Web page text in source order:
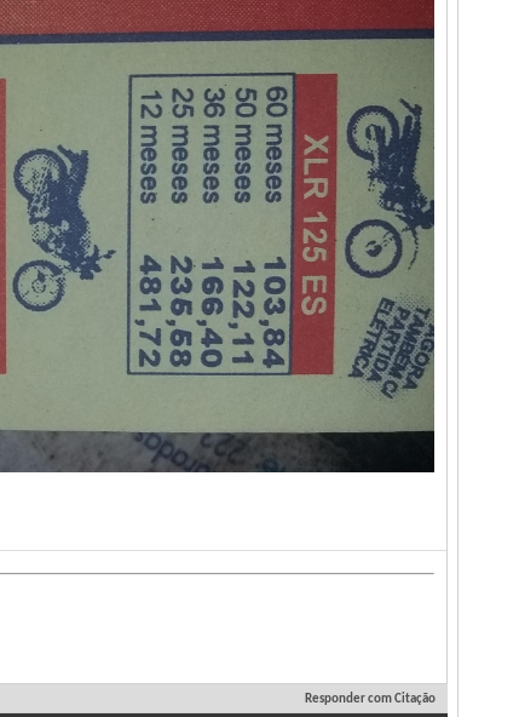
Responder com Citação